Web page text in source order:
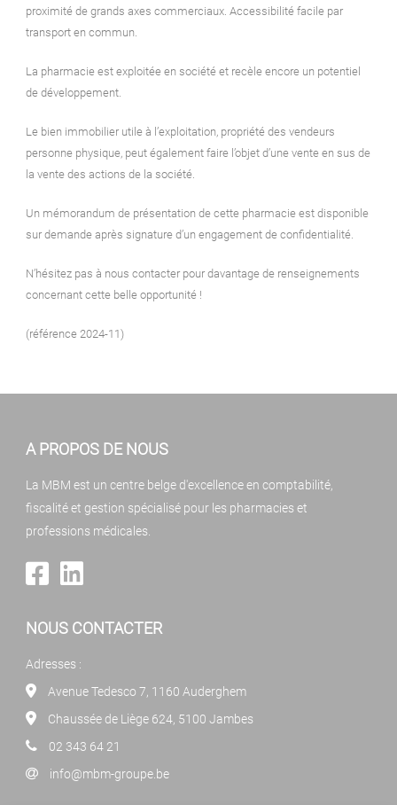
proximité de grands axes commerciaux. Accessibilité facile par
transport en commun.
La pharmacie est exploitée en société et recèle encore un potentiel
de développement.
Le bien immobilier utile à l’exploitation, propriété des vendeurs
personne physique, peut également faire l’objet d’une vente en sus de
la vente des actions de la société.
Un mémorandum de présentation de cette pharmacie est disponible
sur demande après signature d’un engagement de confidentialité.
N’hésitez pas à nous contacter pour davantage de renseignements
concernant cette belle opportunité !
(référence 2024-11)
A PROPOS DE NOUS
La MBM est un centre belge d'excellence en comptabilité,
fiscalité et gestion spécialisé pour les pharmacies et
professions médicales.
NOUS CONTACTER
Adresses :
Avenue Tedesco 7, 1160 Auderghem
Chaussée de Liège 624, 5100 Jambes
02 343 64 21
info@mbm-groupe.be